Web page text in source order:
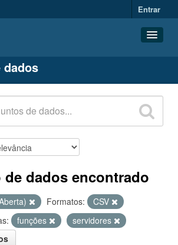
Entrar
dados
dados encontrado
Formatos:
CSV
funções
servidores